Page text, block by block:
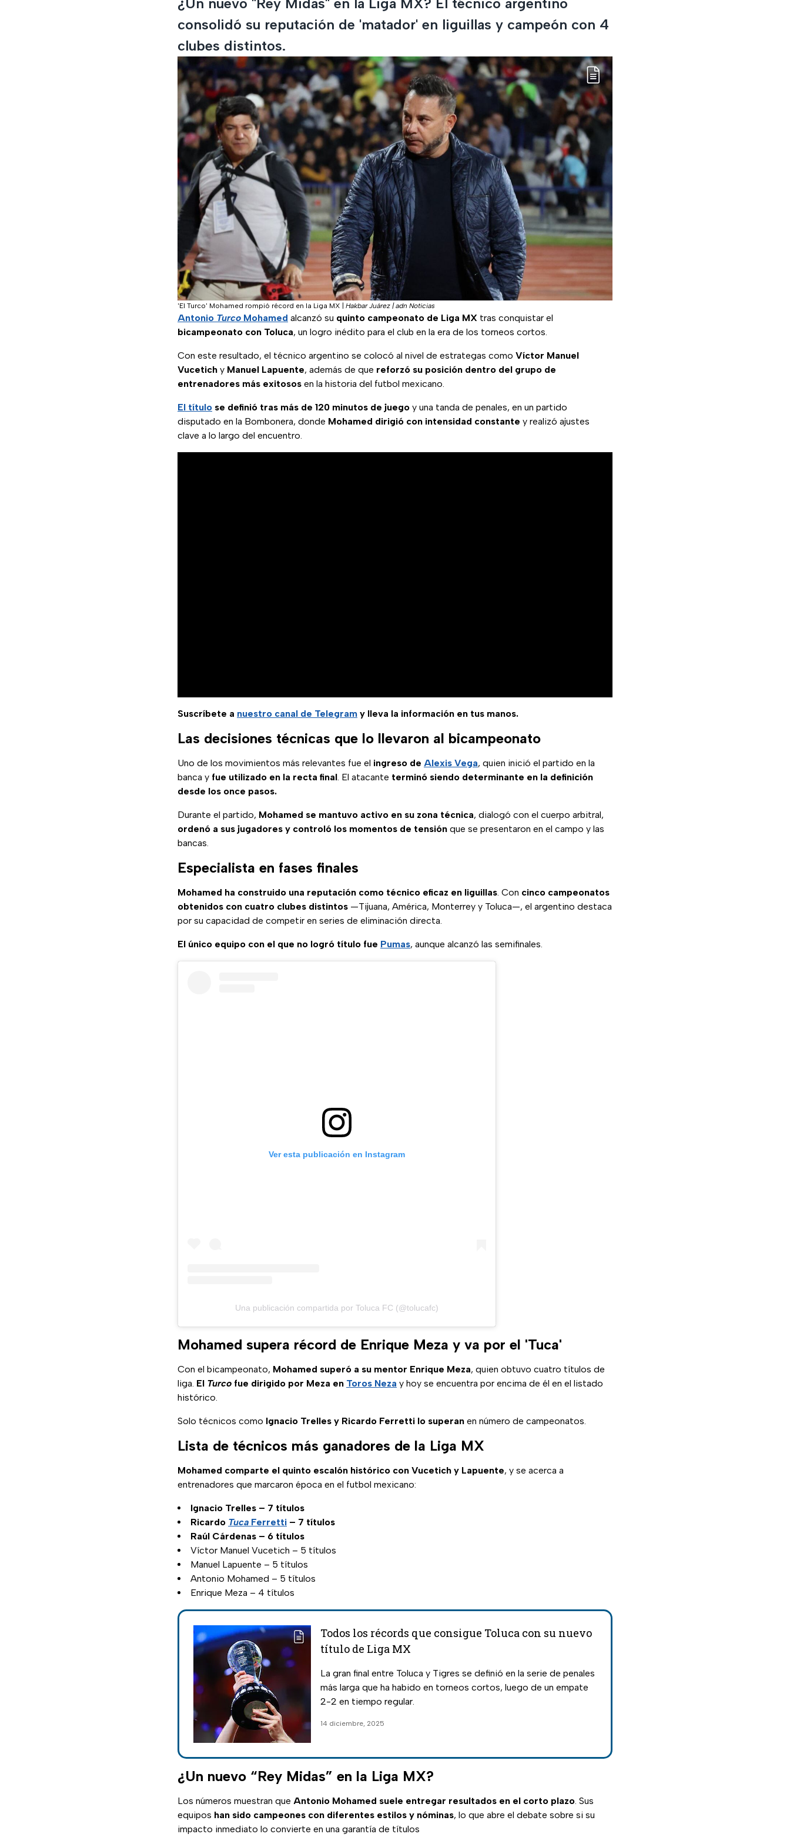
consolidó su reputación de 'matador' en liguillas y campeón con 4
clubes distintos.
'El Turco' Mohamed rompió récord en la Liga MX Hakbar Juárez | adn Noticias
Antonio Turco Mohamed alcanzó su quinto campeonato de Liga MX tras conquistar el
bicampeonato con Toluca, un logro inédito para el club en la era de los torneos cortos.
Con este resultado, el técnico argentino se colocó al nivel de estrategas como Víctor Manuel
Vucetich y Manuel Lapuente, además de que reforzó su posición dentro del grupo de
entrenadores más exitosos en la historia del futbol mexicano.
El título se definió tras más de 120 minutos de juego y una tanda de penales, en un partido
disputado en la Bombonera, donde Mohamed dirigió con intensidad constante y realizó ajustes
clave a lo largo del encuentro.
Suscríbete a nuestro canal de Telegram y lleva la información en tus manos.
Las decisiones técnicas que lo llevaron al bicampeonato
Uno de los movimientos más relevantes fue el ingreso de Alexis Vega, quien inició el partido en la
banca y fue utilizado en la recta final . El atacante terminó siendo determinante en la definición
desde los once pasos.
Durante el partido, Mohamed se mantuvo activo en su zona técnica, dialogó con el cuerpo arbitral,
ordenó a sus jugadores y controló los momentos de tensión que se presentaron en el campo y las
bancas.
Especialista en fases finales
Mohamed ha construido una reputación como técnico eficaz en liguillas . Con cinco campeonatos
obtenidos con cuatro clubes distintos —Tijuana, América, Monterrey y Toluca—, el argentino destaca
por su capacidad de competir en series de eliminación directa.
El único equipo con el que no logró título fue Pumas, aunque alcanzó las semifinales.
Ver esta publicación en Instagram
Una publicación compartida por Toluca FC (@tolucafc)
Mohamed supera récord de Enrique Meza y va por el 'Tuca'
Con el bicampeonato, Mohamed superó a su mentor Enrique Meza, quien obtuvo cuatro títulos de
liga. El Turco fue dirigido por Meza en Toros Neza y hoy se encuentra por encima de él en el listado
histórico.
Solo técnicos como Ignacio Trelles y Ricardo Ferretti lo superan en número de campeonatos.
Lista de técnicos más ganadores de la Liga MX
Mohamed comparte el quinto escalón histórico con Vucetich y Lapuente, y se acerca a
entrenadores que marcaron época en el futbol mexicano:
Ignacio Trelles – 7 títulos
Ricardo Tuca Ferretti – 7 títulos
Raúl Cárdenas – 6 títulos
Víctor Manuel Vucetich – 5 títulos
Manuel Lapuente – 5 títulos
Antonio Mohamed – 5 títulos
Enrique Meza – 4 títulos
Todos los récords que consigue Toluca con su nuevo
título de Liga MX
La gran final entre Toluca y Tigres se definió en la serie de penales
más larga que ha habido en torneos cortos, luego de un empate
2-2 en tiempo regular.
14 diciembre, 2025
¿Un nuevo “Rey Midas” en la Liga MX?
Los números muestran que Antonio Mohamed suele entregar resultados en el corto plazo. Sus
equipos han sido campeones con diferentes estilos y nóminas, lo que abre el debate sobre si su
impacto inmediato lo convierte en una garantía de títulos